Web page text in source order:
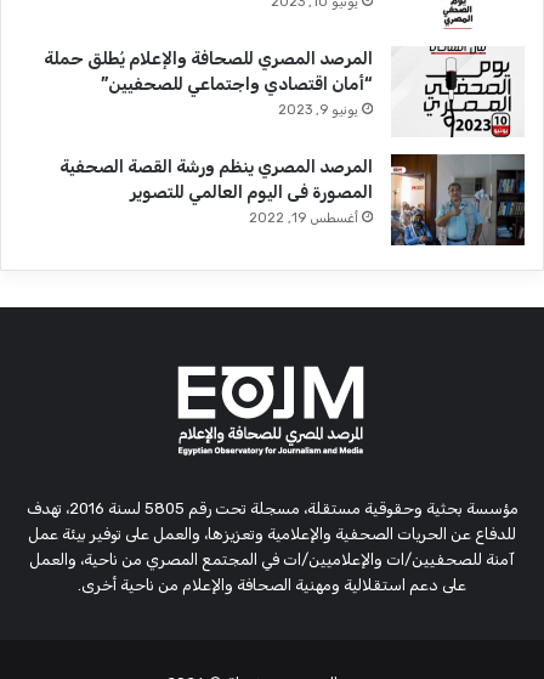
المرصد المصري للصحافة والإعلام يُطلق حملة
“أمان اقتصادي واجتماعي للصحفيين”
يونيو 9, 2023
المرصد المصري ينظم ورشة القصة الصحفية
المصورة فى اليوم العالمي للتصوير
أغسطس 19, 2022
مؤسسة بحثية وحقوقية مستقلة، مسجلة تحت رقم 5805 لسنة 2016، تهدف
للدفاع عن الحريات الصحفية والإعلامية وتعزيزها، والعمل على توفير بيئة عمل
آمنة للصحفيين/ات والإعلاميين/ات في المجتمع المصري من ناحية، والعمل
على دعم استقلالية ومهنية الصحافة والإعلام من ناحية أخرى.